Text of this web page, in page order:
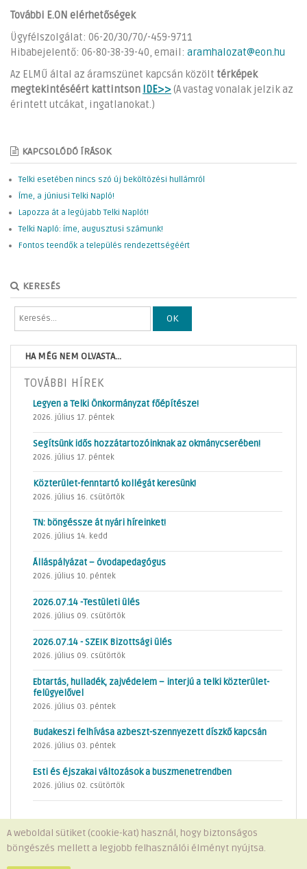
További E.ON elérhetőségek
Ügyfélszolgálat: 06-20/30/70/-459-9711
Hibabejelentő: 06-80-38-39-40, email: aramhalozat@eon.hu
Az ELMŰ által az áramszünet kapcsán közölt térképek
megtekintéséért kattintson IDE>> (A vastag vonalak jelzik az
érintett utcákat, ingatlanokat.)
KAPCSOLÓDÓ ÍRÁSOK
Telki esetében nincs szó új beköltözési hullámról
Íme, a júniusi Telki Napló!
Lapozza át a legújabb Telki Naplót!
Telki Napló: íme, augusztusi számunk!
Fontos teendők a település rendezettségéért
KERESÉS
OK
HA MÉG NEM OLVASTA...
TOVÁBBI HÍREK
Legyen a Telki Önkormányzat főépítésze!
2026. július 17. péntek
Segítsünk idős hozzátartozóinknak az okmánycserében!
2026. július 17. péntek
Közterület-fenntartó kollégát keresünk!
2026. július 16. csütörtök
TN: böngéssze át nyári híreinket!
2026. július 14. kedd
Álláspályázat – óvodapedagógus
2026. július 10. péntek
2026.07.14 -Testületi ülés
2026. július 09. csütörtök
2026.07.14 - SZEIK Bizottsági ülés
2026. július 09. csütörtök
Ebtartás, hulladék, zajvédelem – interjú a telki közterület-
felügyelővel
2026. július 03. péntek
Budakeszi felhívása azbeszt-szennyezett díszkő kapcsán
2026. július 03. péntek
Esti és éjszakai változások a buszmenetrendben
2026. július 02. csütörtök
Minden jog fenntartva © 2026 Telki Község Önkormányzata
A weboldal sütiket (cookie-kat) használ, hogy biztonságos
böngészés mellett a legjobb felhasználói élményt nyújtsa.